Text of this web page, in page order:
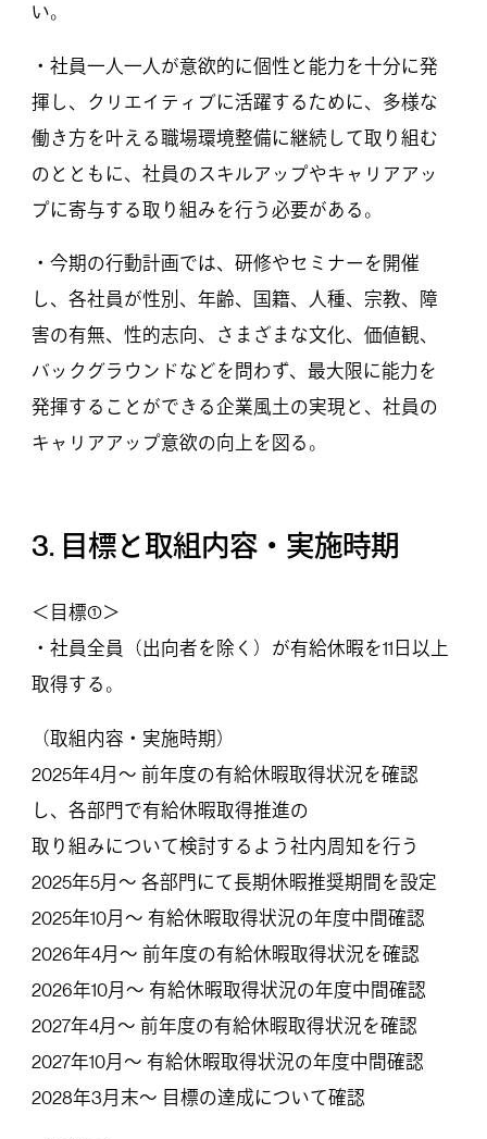
い。
・社員一人一人が意欲的に個性と能力を十分に発
揮し、クリエイティブに活躍するために、多様な
働き方を叶える職場環境整備に継続して取り組む
のとともに、社員のスキルアップやキャリアアッ
プに寄与する取り組みを行う必要がある。
・今期の行動計画では、研修やセミナーを開催
し、各社員が性別、年齢、国籍、人種、宗教、障
害の有無、性的志向、さまざまな文化、価値観、
バックグラウンドなどを問わず、最大限に能力を
発揮することができる企業風土の実現と、社員の
キャリアアップ意欲の向上を図る。
3. 目標と取組内容・実施時期
＜目標①＞
・社員全員（出向者を除く）が有給休暇を11日以上
取得する。
（取組内容・実施時期）
2025年4月～ 前年度の有給休暇取得状況を確認
し、各部門で有給休暇取得推進の
取り組みについて検討するよう社内周知を行う
2025年5月～ 各部門にて⾧期休暇推奨期間を設定
2025年10月～ 有給休暇取得状況の年度中間確認
2026年4月～ 前年度の有給休暇取得状況を確認
2026年10月～ 有給休暇取得状況の年度中間確認
2027年4月～ 前年度の有給休暇取得状況を確認
2027年10月～ 有給休暇取得状況の年度中間確認
2028年3月末～ 目標の達成について確認